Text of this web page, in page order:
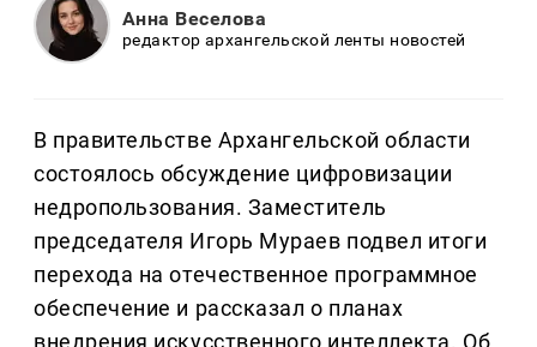
Анна Веселова
редактор архангельской ленты новостей
В правительстве Архангельской области
состоялось обсуждение цифровизации
недропользования. Заместитель
председателя Игорь Мураев подвел итоги
перехода на отечественное программное
обеспечение и рассказал о планах
внедрения искусственного интеллекта. Об